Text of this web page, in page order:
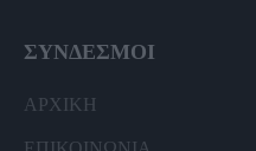
ΣΥΝΔΕΣΜΟΙ
ΑΡΧΙΚΗ